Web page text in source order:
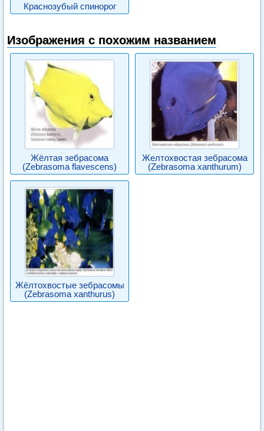
Краснозубый спинорог
Изображения с похожим названием
Жёлтая зебрасома
(Zebrasoma flavescens)
Желтохвостая зебрасома
(Zebrasoma xanthurum)
Жёлтохвостые зебрасомы
(Zebrasoma xanthurus)